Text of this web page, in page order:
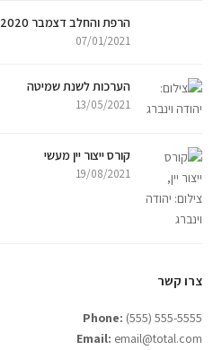
הרפת והחלב דצמבר 2020
07/01/2021
הערכות לשנת שמיטה
13/05/2021
קורס ייצור יין מעשי
19/08/2021
צרו קשר
Phone: (555) 555-5555
Email: email@total.com